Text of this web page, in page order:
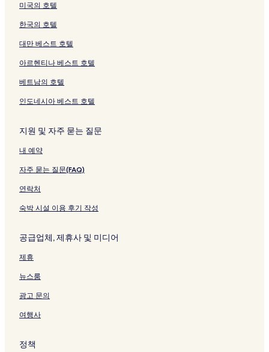
미국의 호텔
한국의 호텔
대만 베스트 호텔
아르헨티나 베스트 호텔
베트남의 호텔
인도네시아 베스트 호텔
지원 및 자주 묻는 질문
내 예약
자주 묻는 질문(FAQ)
연락처
숙박 시설 이용 후기 작성
공급업체, 제휴사 및 미디어
제휴
뉴스룸
광고 문의
여행사
정책